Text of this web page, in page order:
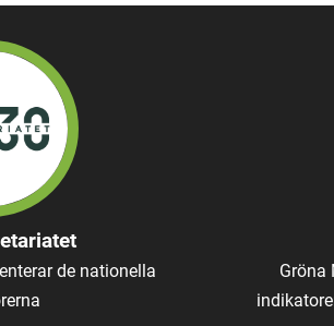
de nationella
Gröna